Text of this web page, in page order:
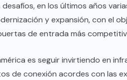
en los últimos años
y expansión, con el
de entrada más
es seguir invirtiendo en
de conexión acordes con las
JUNIO 24, 2026